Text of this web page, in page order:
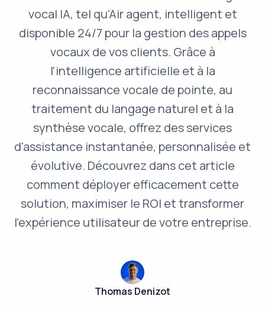
vocal IA, tel qu'Air agent, intelligent et
disponible 24/7 pour la gestion des appels
vocaux de vos clients. Grâce à
l'intelligence artificielle et à la
reconnaissance vocale de pointe, au
traitement du langage naturel et à la
synthèse vocale, offrez des services
d'assistance instantanée, personnalisée et
évolutive. Découvrez dans cet article
comment déployer efficacement cette
solution, maximiser le ROI et transformer
l’expérience utilisateur de votre entreprise.
Thomas Denizot